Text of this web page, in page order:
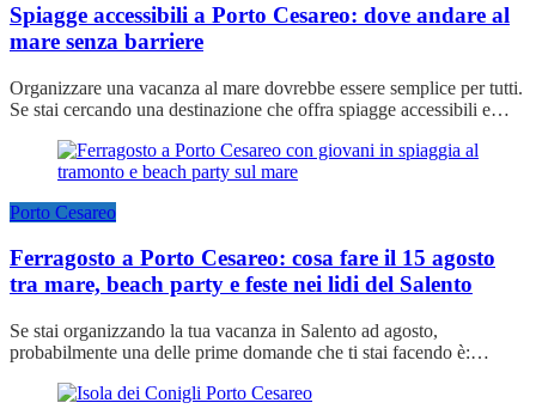
Spiagge accessibili a Porto Cesareo: dove andare al
mare senza barriere
Organizzare una vacanza al mare dovrebbe essere semplice per tutti.
Se stai cercando una destinazione che offra spiagge accessibili e…
Porto Cesareo
Ferragosto a Porto Cesareo: cosa fare il 15 agosto
tra mare, beach party e feste nei lidi del Salento
Se stai organizzando la tua vacanza in Salento ad agosto,
probabilmente una delle prime domande che ti stai facendo è:…